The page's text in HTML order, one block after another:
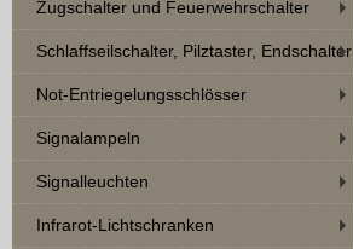
Zugschalter und Feuerwehrschalter
Schlaffseilschalter, Pilztaster, Endschalter
Not-Entriegelungsschlösser
Signalampeln
Signalleuchten
Infrarot-Lichtschranken